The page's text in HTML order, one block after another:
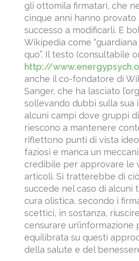
gli ottomila firmatari, che
cinque anni hanno provato
successo a modificarli. E
Wikipedia come
quo”. Il testo (consultabile
http://
anche il co-fondatore di
Sanger, che ha lasciato
sollevando dubbi sulla sua
alcuni campi dove gruppi
riescono a mantenere
riflettono punti di vista
faziosi e manca un
credibile per approvare le
articoli. Si tratterebbe di
succede nel caso di alcuni
cura olistica, secondo i
scettici, in sostanza,
censurare un’informazione
equilibrata su questi
della salute e del